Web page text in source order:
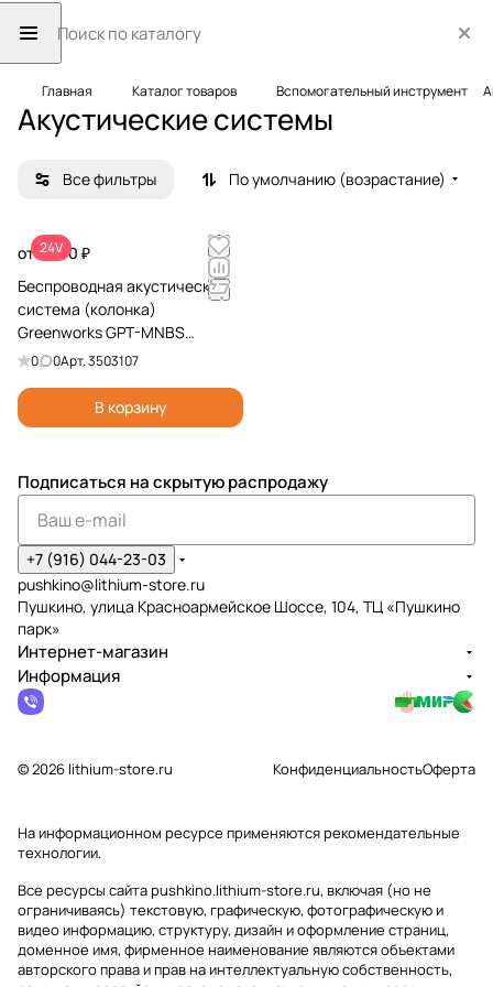
Главная Каталог товаров Вспомогательный инструмент
Акустические системы
Все фильтры По умолчанию (возрастание)
24V
от 7 990 ₽
Беспроводная акустическая
система (колонка)
Greenworks GPT-MNBS
24V/220V 3503107
0 0Арт.3503107
В корзину
Подписаться на скрытую распродажу
+7 (916) 044-23-03
pushkino@lithium-store.ru
Пушкино, улица Красноармейское Шоссе, 104, ТЦ «Пушкино
парк»
Интернет-магазин
Информация
© 2026 lithium-store.ru КонфиденциальностьОферта
На информационном ресурсе применяютсярекомендательные
технологии.
Все ресурсы сайта pushkino.lithium-store.ru, включая (но не
ограничиваясь) текстовую, графическую, фотографическую и
видео информацию, структуру, дизайн и оформление страниц,
доменное имя, фирменное наименование являются объектами
авторского права и прав на интеллектуальную собственность,